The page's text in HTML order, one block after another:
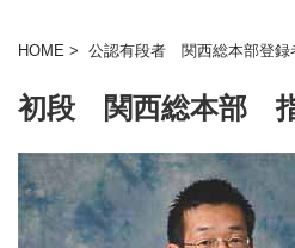
HOME > 公認有段者 関西総本部登録
初段 関西総本部